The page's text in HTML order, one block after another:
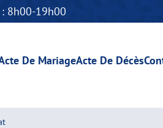
8h00-19h00
De MariageActe De Décès